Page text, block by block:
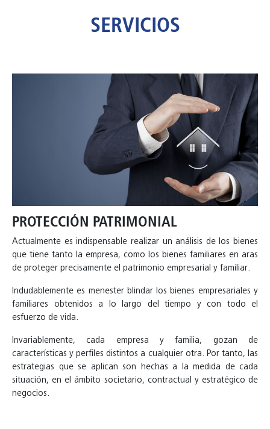
SERVICIOS
PROTECCIÓN PATRIMONIAL
Actualmente es indispensable realizar un análisis de los bienes
que tiene tanto la empresa, como los bienes familiares en aras
de proteger precisamente el patrimonio empresarial y familiar.
Indudablemente es menester blindar los bienes empresariales y
familiares obtenidos a lo largo del tiempo y con todo el
esfuerzo de vida.
Invariablemente, cada empresa y familia, gozan de
características y perfiles distintos a cualquier otra. Por tanto, las
estrategias que se aplican son hechas a la medida de cada
situación, en el ámbito societario, contractual y estratégico de
negocios.